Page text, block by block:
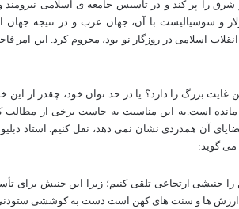
را پر کند و در تأسیس جامعه ی اسلامی نیرومند
و سوسیالیست با آن، جهان عرب و در نتیجه جهان
اسلامی در روزگار نو بود، محروم کرد. این امر
بزرگ را دارد؟ یا در حد توان خود، چقدر از این
است.به این مناسبت به جاست برخی از مطالب
آن همدردی نشان نمی دهد، نقل کنیم. استاد
می گوید:
ارتجاعی تلقی کنیم؛ زیرا این جنبش برای
ها و سنت های کهن است دست به کوششی ستودنی